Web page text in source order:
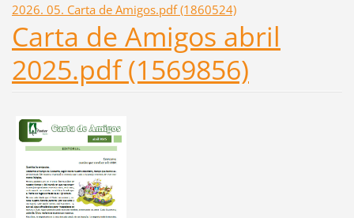
2026. 05. Carta de Amigos.pdf (1860524)
Carta de Amigos abril
2025.pdf (1569856)